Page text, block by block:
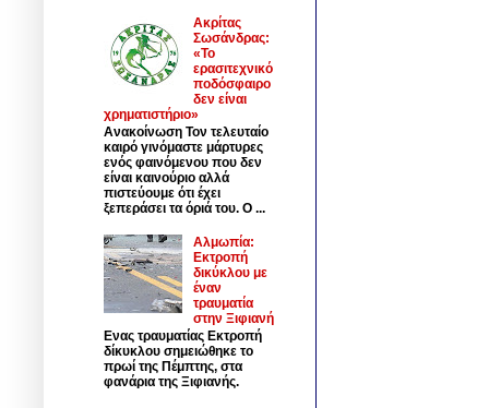
Ακρίτας
Σωσάνδρας:
«Το
ερασιτεχνικό
ποδόσφαιρο
δεν είναι
χρηματιστήριο»
Ανακοίνωση Τον τελευταίο
καιρό γινόμαστε μάρτυρες
ενός φαινόμενου που δεν
είναι καινούριο αλλά
πιστεύουμε ότι έχει
ξεπεράσει τα όριά του. Ο ...
Αλμωπία:
Εκτροπή
δικύκλου με
έναν
τραυματία
στην Ξιφιανή
Ενας τραυματίας Εκτροπή
δίκυκλου σημειώθηκε το
πρωί της Πέμπτης, στα
φανάρια της Ξιφιανής.